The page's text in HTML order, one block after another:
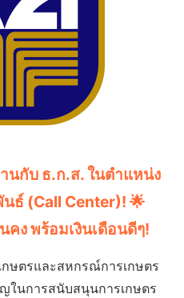
นกับ ธ.ก.ส. ในตำแหน่ง
ธ์ (Call Center)! 🌟
ง พร้อมเงินเดือนดีๆ!
ษตรและสหกรณ์การเกษตร
ในการสนับสนุนการเกษตร